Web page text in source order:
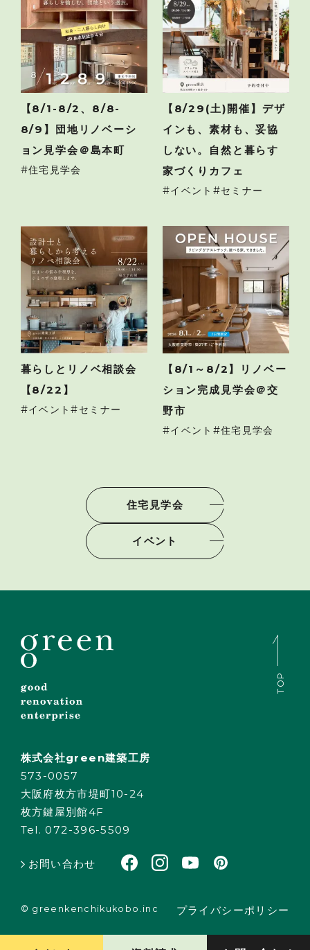
【8/1-8/2、8/8-
8/9】団地リノベーシ
ョン見学会＠島本町
住宅見学会
【8/29(土)開催】デザ
インも、素材も、妥協
しない。自然と暮らす
家づくりカフェ
イベント セミナー
暮らしとリノベ相談会
【8/22】
イベント セミナー
【8/1～8/2】リノベー
ション完成見学会＠交
野市
イベント 住宅見学会
住宅見学会
イベント
株式会社green建築工房
573-0057
大阪府枚方市堤町10-24
枚方鍵屋別館4F
Tel. 072-396-5509
お問い合わせ
© greenkenchikukobo.inc プライバシーポリシー
TOP